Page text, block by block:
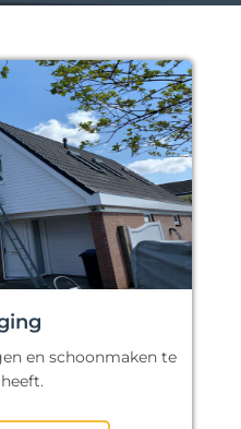
en schoonmaken te